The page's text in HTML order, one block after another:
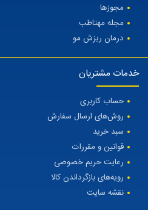
مجوزها
مجله مهتاطب
درمان ریزش مو
خدمات مشتریان
حساب کاربری
روش‌های ارسال سفارش
سبد خرید
قوانین و مقررات
رعایت حریم خصوصی
رویه‌های بازگرداندن کالا
نقشه سایت